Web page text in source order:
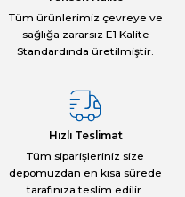
Tüm ürünlerimiz çevreye ve
sağlığa zararsız E1 Kalite
Standardında üretilmiştir.
Hızlı Teslimat
Tüm siparişleriniz size
depomuzdan en kısa sürede
tarafınıza teslim edilir.